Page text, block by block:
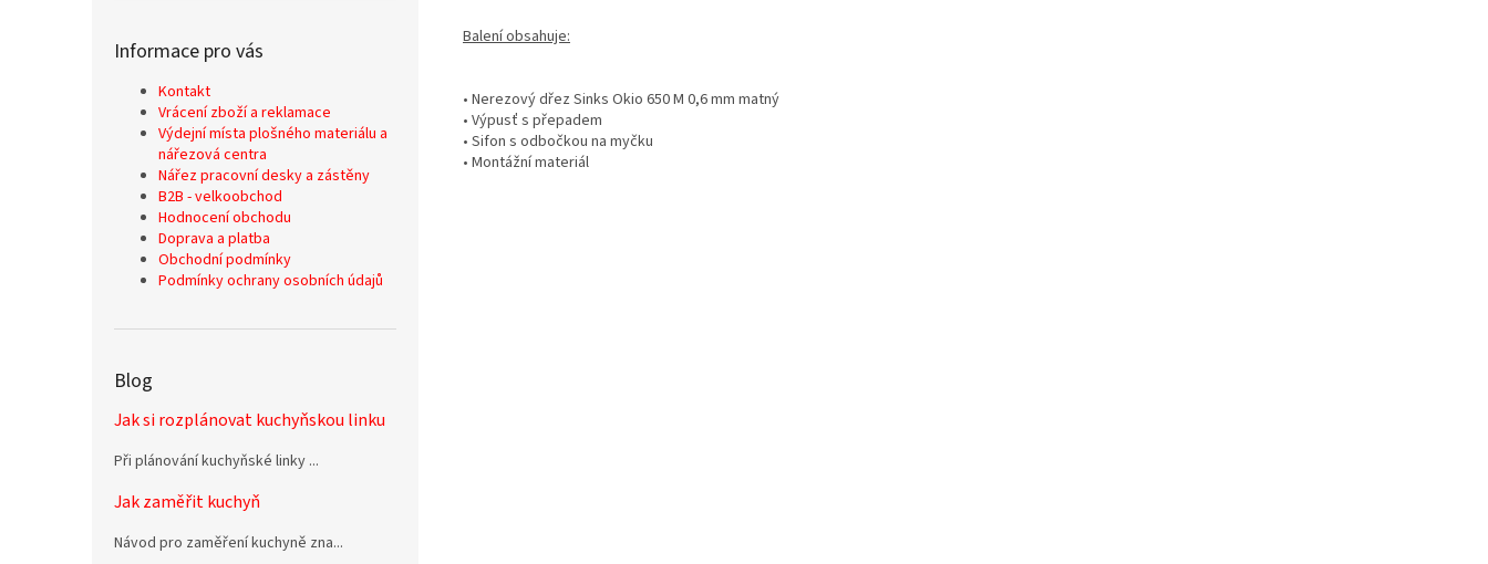
Informace pro vás
Kontakt
Vrácení zboží a reklamace
Výdejní místa plošného materiálu a
nářezová centra
Nářez pracovní desky a zástěny
B2B - velkoobchod
Hodnocení obchodu
Doprava a platba
Obchodní podmínky
Podmínky ochrany osobních údajů
Blog
Jak si rozplánovat kuchyňskou linku
Při plánování kuchyňské linky ...
Jak zaměřit kuchyň
Návod pro zaměření kuchyně zna...
Balení obsahuje:
• Nerezový dřez Sinks Okio 650 M 0,6 mm matný
• Výpusť s přepadem
• Sifon s odbočkou na myčku
• Montážní materiál